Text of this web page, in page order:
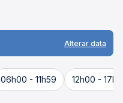
Alterar data
06h00 - 11h59 12h00 -